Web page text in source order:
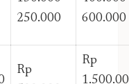
250.000
600.000
Rp
Rp